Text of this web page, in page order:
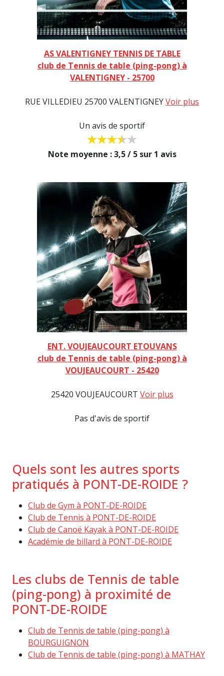
AS VALENTIGNEY TENNIS DE TABLE
club de Tennis de table (ping-pong) à
VALENTIGNEY - 25700
RUE VILLEDIEU 25700 VALENTIGNEYVoir plus
Un avis de sportif
Note moyenne : 3,5 / 5 sur 1 avis
ENT. VOUJEAUCOURT ETOUVANS
club de Tennis de table (ping-pong) à
VOUJEAUCOURT - 25420
25420 VOUJEAUCOURT Voir plus
Pas d'avis de sportif
Quels sont les autres sports
pratiqués à PONT-DE-ROIDE ?
Club de Gym à PONT-DE-ROIDE
Club de Tennis à PONT-DE-ROIDE
Club de Canoë Kayak à PONT-DE-ROIDE
Académie de billard à PONT-DE-ROIDE
Les clubs de Tennis de table
(ping-pong) à proximité de
PONT-DE-ROIDE
Club de Tennis de table (ping-pong) à
BOURGUIGNON
Club de Tennis de table (ping-pong) à MATHAY